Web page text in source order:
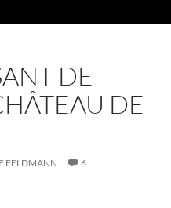
DE
DE
FELDMANN
6